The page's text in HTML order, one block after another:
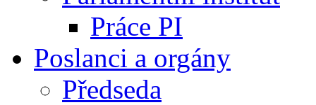
Práce PI
Poslanci a orgány
Předseda